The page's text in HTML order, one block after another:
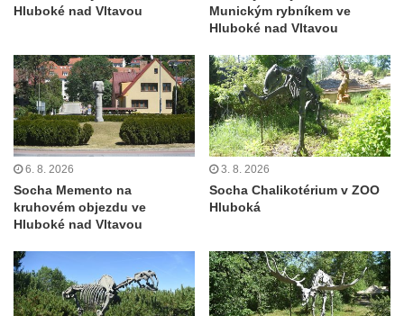
Duchcově
Socha svatého Václava u kostela
Zvěstování Panny Marie v Duchcově
Socha svatého Prokopa u kostela
Zvěstování Panny Marie v Duchcově
Socha Hoch vytahující si trn z paty v Knížecí
zahradě v zámeckém parku v Duchcově
Socha Niké v Knížecí zahradě v zámeckém
parku v Duchcově
Busta Bedřicha Smetany v sadech B.
Hluboké nad Vltavou
Munickým rybníkem ve
Hluboké nad Vltavou
6. 8. 2026
Socha Memento na
kruhovém objezdu ve
Hluboké nad Vltavou
3. 8. 2026
Socha Chalikotérium v ZOO
Hluboká